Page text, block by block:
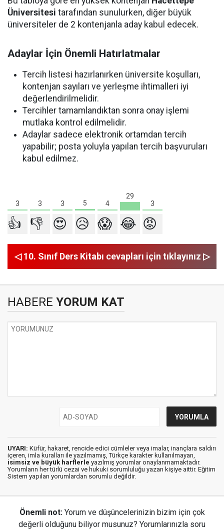
Üniversitesi tarafından sunulurken, diğer büyük
üniversiteler de 2 kontenjanla aday kabul edecek.
Adaylar İçin Önemli Hatırlatmalar
Tercih listesi hazırlanırken üniversite koşulları,
kontenjan sayıları ve yerleşme ihtimalleri iyi
değerlendirilmelidir.
Tercihler tamamlandıktan sonra onay işlemi
mutlaka kontrol edilmelidir.
Adaylar sadece elektronik ortamdan tercih
yapabilir; posta yoluyla yapılan tercih başvuruları
kabul edilmez.
3 3 3 5 4
29
3
👍 👎 😍 😥 😱 😂 😡
◁ 10. Sınıf Ders Kitabı cevapları için tıklayınız ▷
HABERE YORUM KAT
UYARI: Küfür, hakaret, rencide edici cümleler veya imalar, inançlara saldırı
içeren, imla kuralları ile yazılmamış, Türkçe karakter kullanılmayan,
isimsiz ve büyük harflerle yazılmış yorumlar onaylanmamaktadır.
Yorumların her türlü cezai ve hukuki sorumluluğu yazan kişiye aittir. Eğitim
Sistem yapılan yorumlardan sorumlu değildir.
Önemli not: Yorum ve düşüncelerinizin bizim için çok
değerli olduğunu biliyor musunuz? Yorumlarınızla soru